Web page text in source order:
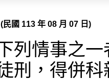
(民國 113 年 08 月 07 日)
列情事之
刑，得併